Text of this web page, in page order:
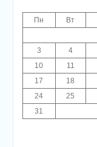
Пн Вт
3
4
10
11
17
18
24
25
31